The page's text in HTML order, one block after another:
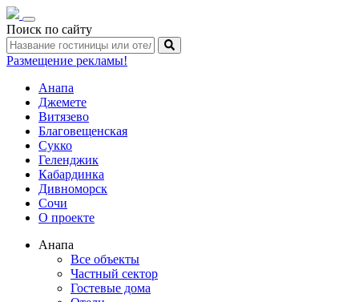
Toggle
navigation
Поиск по сайту
Размещение рекламы!
Анапа
Джемете
Витязево
Благовещенская
Сукко
Геленджик
Кабардинка
Дивноморск
Сочи
О проекте
Анапа
Все объекты
Частный сектор
Гостевые дома